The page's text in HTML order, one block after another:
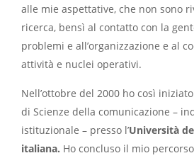
alle mie aspettative, che non sono
ricerca, bensì al contatto con la
problemi e all’organizzazione e al
attività e nuclei operativi.
Nell’ottobre del 2000 ho così
di Scienze della comunicazione –
istituzionale – presso l’Università
italiana. Ho concluso il mio